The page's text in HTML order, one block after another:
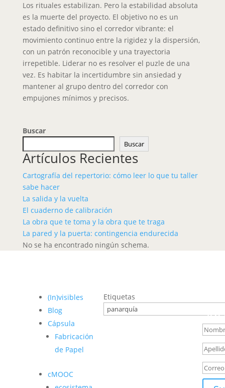
Los rituales estabilizan. Pero la estabilidad absoluta
es la muerte del proyecto. El objetivo no es un
estado definitivo sino el corredor vibrante: el
movimiento continuo entre la rigidez y la dispersión,
con un patrón reconocible y una trayectoria
irrepetible. Liderar no es resolver el puzle de una
vez. Es habitar la incertidumbre sin ansiedad y
mantener al grupo dentro del corredor con
empujones mínimos y precisos.
Buscar
Buscar
Artículos Recientes
Cartografía del repertorio: cómo leer lo que tu taller
sabe hacer
La salida y la vuelta
El cuaderno de calibración
La obra que te toma y la obra que te traga
La pared y la puerta: contingencia endurecida
No se ha encontrado ningún schema.
(In)visibles
Blog
Cápsula
Fabricación
de Papel
cMOOC
Etiquetas